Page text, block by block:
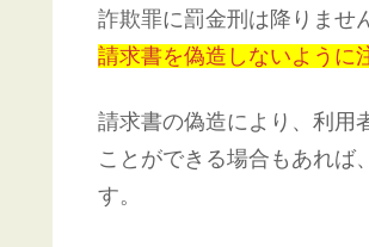
詐欺罪に罰金刑は降りませ
請求書を偽造しないように
請求書の偽造により、利用
ことができる場合もあれば
す。